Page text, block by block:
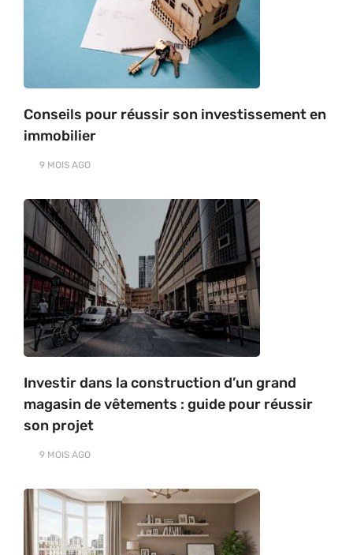
Conseils pour réussir son investissement en
immobilier
9 MOIS AGO
Investir dans la construction d’un grand
magasin de vêtements : guide pour réussir
son projet
9 MOIS AGO